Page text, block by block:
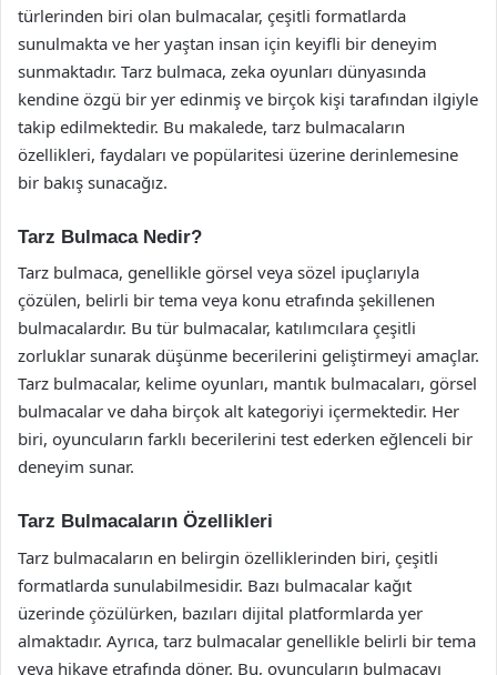
türlerinden biri olan bulmacalar, çeşitli formatlarda
sunulmakta ve her yaştan insan için keyifli bir deneyim
sunmaktadır. Tarz bulmaca, zeka oyunları dünyasında
kendine özgü bir yer edinmiş ve birçok kişi tarafından ilgiyle
takip edilmektedir. Bu makalede, tarz bulmacaların
özellikleri, faydaları ve popülaritesi üzerine derinlemesine
bir bakış sunacağız.
Tarz Bulmaca Nedir?
Tarz bulmaca, genellikle görsel veya sözel ipuçlarıyla
çözülen, belirli bir tema veya konu etrafında şekillenen
bulmacalardır. Bu tür bulmacalar, katılımcılara çeşitli
zorluklar sunarak düşünme becerilerini geliştirmeyi amaçlar.
Tarz bulmacalar, kelime oyunları, mantık bulmacaları, görsel
bulmacalar ve daha birçok alt kategoriyi içermektedir. Her
biri, oyuncuların farklı becerilerini test ederken eğlenceli bir
deneyim sunar.
Tarz Bulmacaların Özellikleri
Tarz bulmacaların en belirgin özelliklerinden biri, çeşitli
formatlarda sunulabilmesidir. Bazı bulmacalar kağıt
üzerinde çözülürken, bazıları dijital platformlarda yer
almaktadır. Ayrıca, tarz bulmacalar genellikle belirli bir tema
veya hikaye etrafında döner. Bu, oyuncuların bulmacayı